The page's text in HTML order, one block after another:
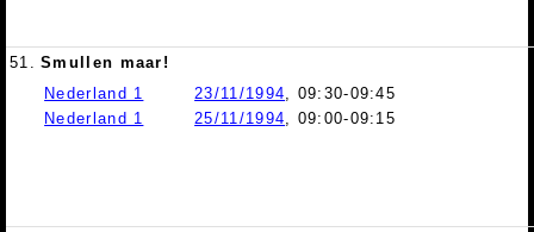
51. Smullen maar!
Nederland 1
23/11/1994, 09:30-09:45
Nederland 1
25/11/1994, 09:00-09:15